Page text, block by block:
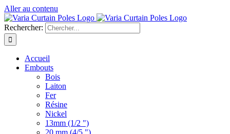
Aller au contenu
Rechercher:
Accueil
Embouts
Bois
Laiton
Fer
Résine
Nickel
13mm (1/2 ")
20 mm (4/5 ")